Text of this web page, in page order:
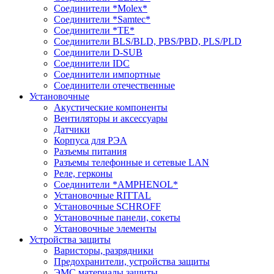
Соединители *Molex*
Соединители *Samtec*
Соединители *TE*
Соединители BLS/BLD, PBS/PBD, PLS/PLD
Соединители D-SUB
Соединители IDC
Соединители импортные
Соединители отечественные
Установочные
Акустические компоненты
Вентиляторы и аксессуары
Датчики
Корпуса для РЭА
Разъемы питания
Разъемы телефонные и сетевые LAN
Реле, герконы
Соединители *AMPHENOL*
Установочные RITTAL
Установочные SCHROFF
Установочные панели, сокеты
Установочные элементы
Устройства защиты
Варисторы, разрядники
Предохранители, устройства защиты